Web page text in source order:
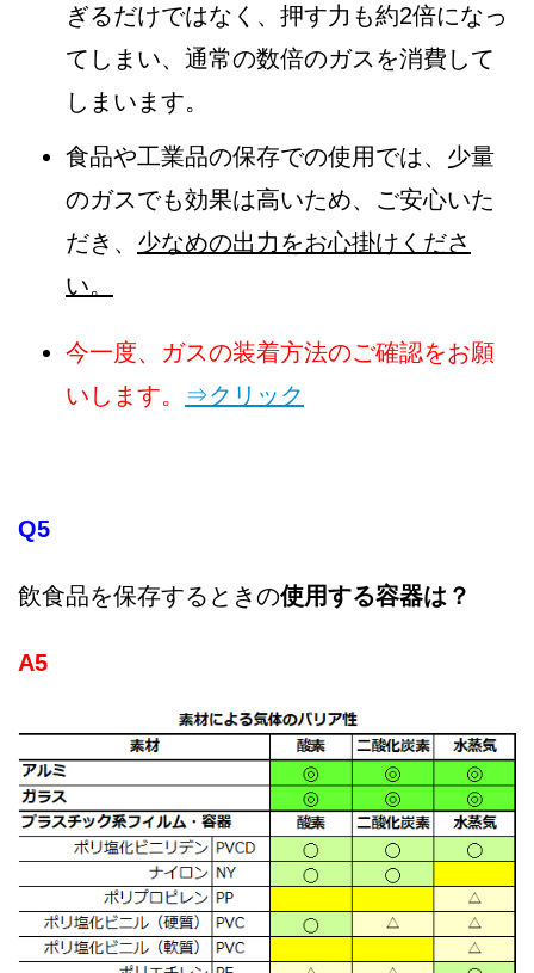
ぎるだけではなく、押す力も約2倍になっ
てしまい、通常の数倍のガスを消費して
しまいます。
食品や工業品の保存での使用では、少量
のガスでも効果は高いため、ご安心いた
だき、 少なめの出力をお心掛けくださ
い。
今一度、ガスの装着方法のご確認をお願
いします。 ⇒クリック
Q5
飲食品を保存するときの使用する容器は？
A5